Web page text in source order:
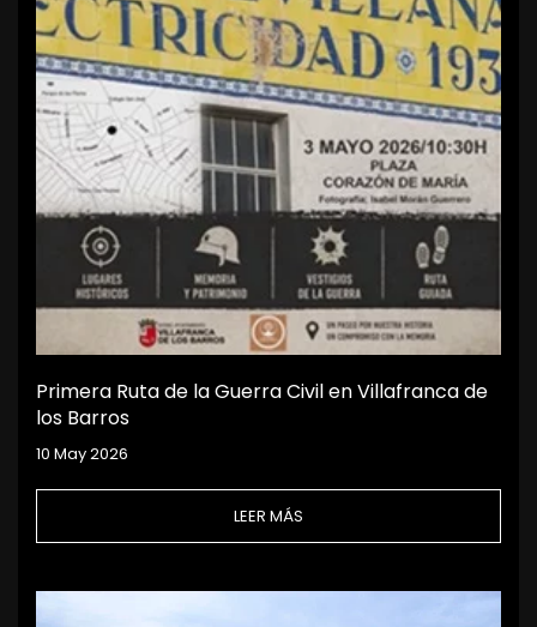
Primera Ruta de la Guerra Civil en Villafranca de
los Barros
10 May 2026
LEER MÁS